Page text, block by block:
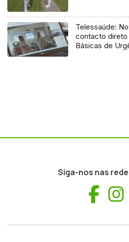
Telessaúde:
contacto direto
Básicas de
Siga-nos nas